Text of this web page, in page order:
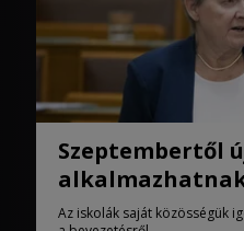
Szeptembertől
iskolák
Az iskolák saját közösségük